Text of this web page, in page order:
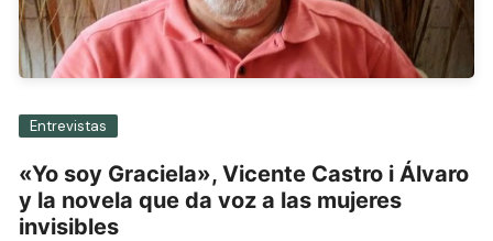
Entrevistas
«Yo soy Graciela», Vicente Castro i Álvaro
y la novela que da voz a las mujeres
invisibles